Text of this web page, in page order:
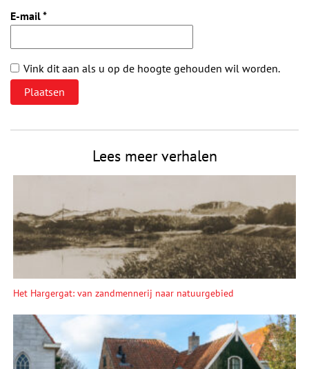
E-mail*
Vink dit aan als u op de hoogte gehouden wil worden.
Lees meer verhalen
Het Hargergat: van zandmennerij naar natuurgebied